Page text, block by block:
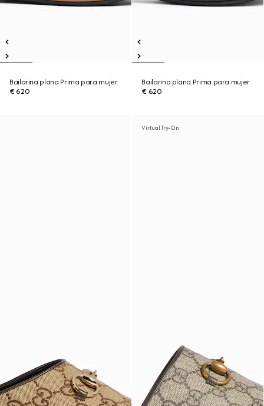
Bailarina plana Prima para mujer
€ 620
Bailarina plana Prima para mujer
€ 620
Virtual Try-On